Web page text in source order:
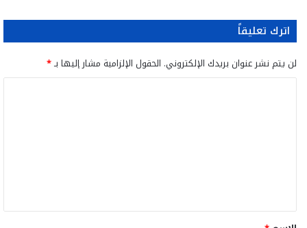
اترك تعليقاً
لن يتم نشر عنوان بريدك الإلكتروني. الحقول الإلزامية مشار إليها بـ*
ق